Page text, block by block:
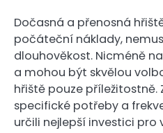
Dočasná a přenosná
počáteční náklady,
dlouhověkost. Nicméně
a mohou být skvělou
hřiště pouze příležitostně.
specifické potřeby a
určili nejlepší investici pro